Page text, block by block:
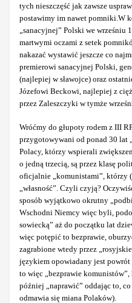
tych nieszczęść jak zawsze
postawimy im nawet pomniki.W
„sanacyjnej” Polski we wrześniu
martwymi oczami z setek
nakazać wystawić jeszcze co
premierowi sanacyjnej Polski,
(najlepiej w sławojce) oraz
Józefowi Beckowi, najlepiej z
przez Zaleszczyki w tymże
Wróćmy do głupoty rodem z III
przygotowywani od ponad 30 lat
Polacy, którzy wspierali
o jedną trzecią, są przez klasę
oficjalnie „komunistami”, którzy
„własność”. Czyli czyją?
sposób wyjątkowo okrutny
Wschodni Niemcy więc byli,
sowiecką” aż do początku lat
więc potępić to bezprawie,
zagrabione wtedy przez
językiem opowiadany jest powrót
to więc „bezprawie
później „naprawić” oddając to,
odmawia się miana Polaków).